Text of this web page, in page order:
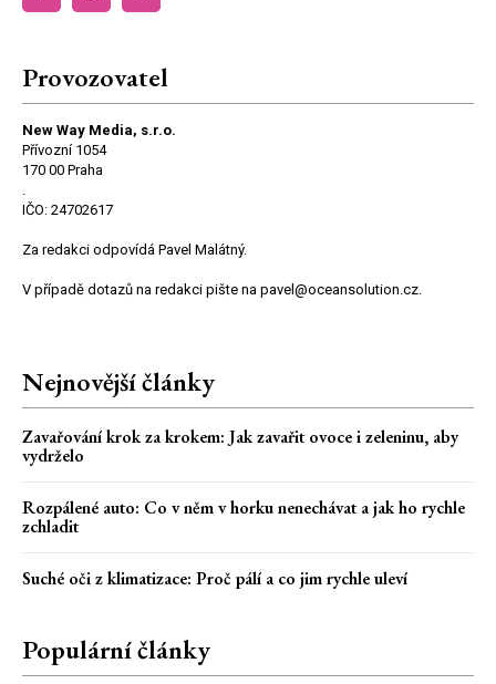
Provozovatel
New Way Media, s.r.o.
Přívozní 1054
170 00 Praha
IČO: 24702617
Za redakci odpovídá Pavel Malátný.
V případě dotazů na redakci pište na pavel@oceansolution.cz.
Nejnovější články
Zavařování krok za krokem: Jak zavařit ovoce i zeleninu, aby
vydrželo
Rozpálené auto: Co v něm v horku nenechávat a jak ho rychle
zchladit
Suché oči z klimatizace: Proč pálí a co jim rychle uleví
Populární články